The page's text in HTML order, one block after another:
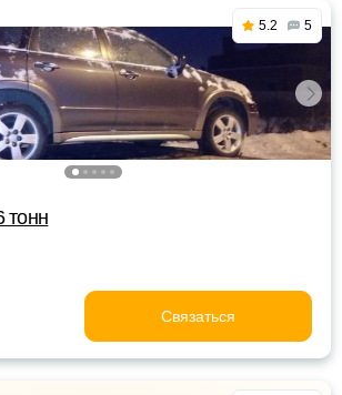
5.2 5
тонн
Связаться